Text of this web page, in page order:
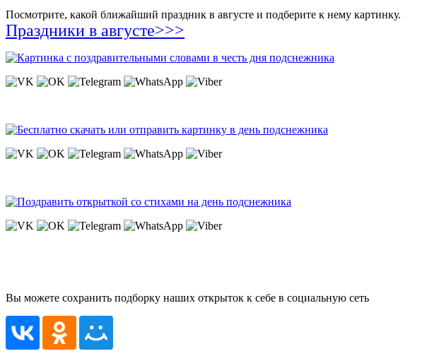
Посмотрите, какой ближайший праздник в августе и подберите к нему картинку.
Праздники в августе>>>
Вы можете сохранить подборку наших открыток к себе в социальную сеть